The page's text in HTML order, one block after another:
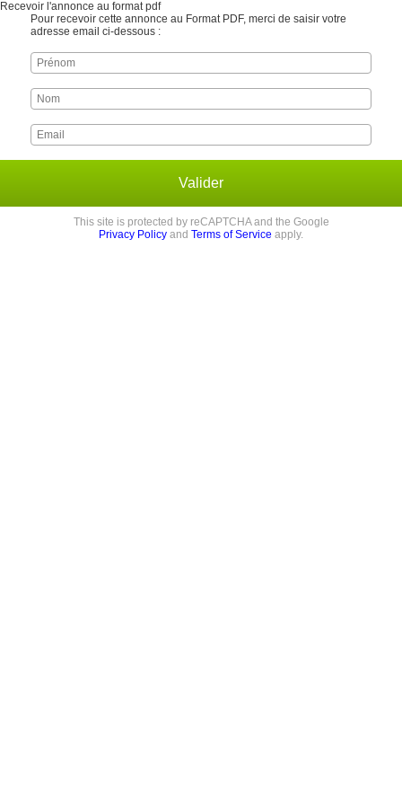
Recevoir l'annonce au format pdf
Pour recevoir cette annonce au Format PDF, merci de saisir votre
adresse email ci-dessous :
Valider
This site is protected by reCAPTCHA and the Google
Privacy Policy and Terms of Service apply.